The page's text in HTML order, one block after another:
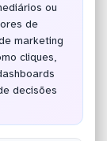
ou
de
marketing
cliques,
decisões